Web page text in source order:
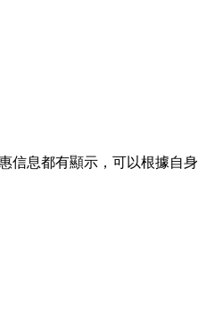
信息都有顯示，可以根據自身